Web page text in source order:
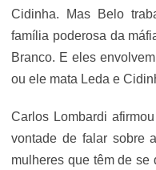
Cidinha. Mas Belo
família poderosa da
Branco. E eles
ou ele mata Leda e
Carlos Lombardi
vontade de falar sobre
mulheres que têm de se